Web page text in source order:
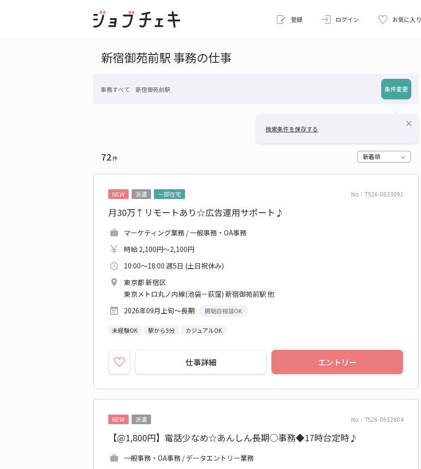
登録 ログイン お気に入り
新宿御苑前駅 事務の仕事
事務すべて 新宿御苑前駅 条件変更
検索条件を保存する
close
72件 新着順
No：TS26-0633091
NEW 派遣 一部在宅
月30万↑リモートあり☆広告運用サポート♪
マーケティング業務 / 一般事務・OA事務
時給 2,100円～2,100円
10:00～18:00 週5日 (土日祝休み)
東京都 新宿区
東京メトロ丸ノ内線(池袋－荻窪) 新宿御苑前駅 他
2026年09月上旬～長期
開始日相談OK
未経験OK 駅から5分 カジュアルOK
仕事詳細 エントリー
No：TS26-0632804
NEW 派遣
【@1,800円】電話少なめ☆あんしん長期○事務◆17時台定時♪
一般事務・OA事務 / データエントリー業務